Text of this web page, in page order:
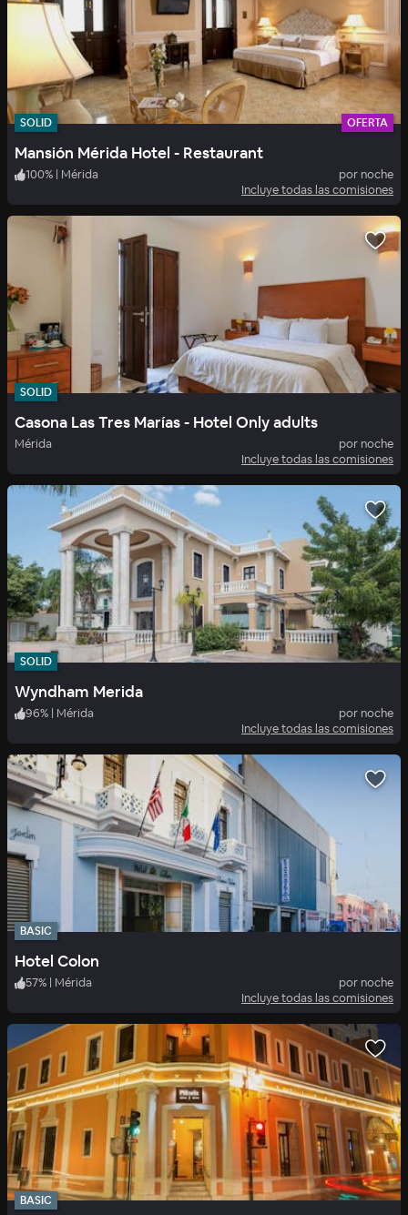
SOLID OFERTA
Mansión Mérida Hotel - Restaurant
100% | Mérida
por noche
Incluye todas las comisiones
SOLID
Casona Las Tres Marías - Hotel Only adults
Mérida
por noche
Incluye todas las comisiones
SOLID
Wyndham Merida
96% | Mérida
por noche
Incluye todas las comisiones
BASIC
Hotel Colon
57% | Mérida
por noche
Incluye todas las comisiones
BASIC